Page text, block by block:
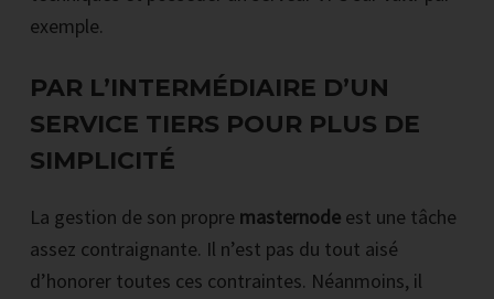
exemple.
PAR L’INTERMÉDIAIRE D’UN
SERVICE TIERS POUR PLUS DE
SIMPLICITÉ
La gestion de son propre masternode est une tâche
assez contraignante. Il n’est pas du tout aisé
d’honorer toutes ces contraintes. Néanmoins, il